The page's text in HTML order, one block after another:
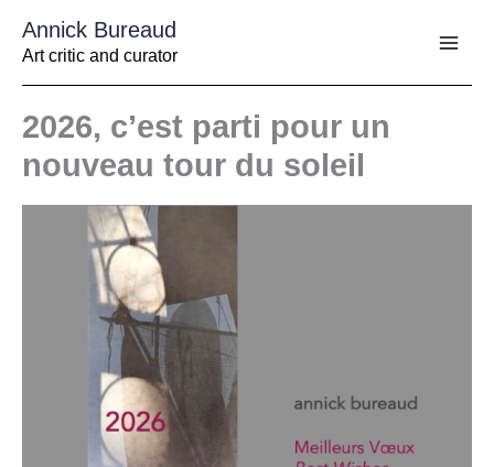
contenu
Annick Bureaud
Art critic and curator
2026, c’est parti pour un
nouveau tour du soleil